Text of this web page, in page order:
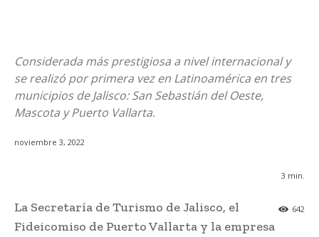
Considerada más prestigiosa a nivel internacional y
se realizó por primera vez en Latinoamérica en tres
municipios de Jalisco: San Sebastián del Oeste,
Mascota y Puerto Vallarta.
noviembre 3, 2022
3 min.
642
La Secretaría de Turismo de Jalisco, el
Fideicomiso de Puerto Vallarta y la empresa